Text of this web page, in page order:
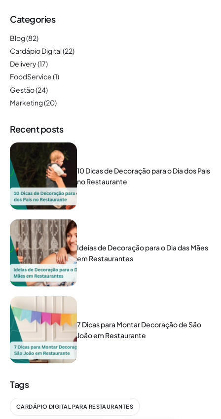
Categories
Blog(82)
Cardápio Digital(22)
Delivery(17)
FoodService(1)
Gestão(24)
Marketing(20)
Recent posts
10 Dicas de Decoração para o Dia dos Pais
no Restaurante
Ideias de Decoração para o Dia das Mães
em Restaurantes
7 Dicas para Montar Decoração de São
João em Restaurante
Tags
CARDÁPIO DIGITAL PARA RESTAURANTES